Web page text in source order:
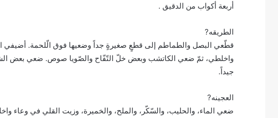
أربعة أكواب من الدقيق .
الطريقه?
قطّعي البصل والطماطم إلى قطعٍ صغيرةٍ جداً وضعيها فوق الّلحمة. أضيفي
واخلطي، ثمّ ضعي الكاتشب وبعض خلّ التّفّاح والصّويا صوص. ضعي بعض
جيداً.
العجينه?
ضعي الماء، والحليب، والسّكّر، والملح، والخميرة، وزيت القلي في وعاء